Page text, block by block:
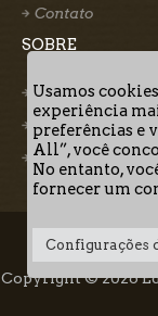
Contato
SOBRE
Quem somos
Nosso Autor
Termos de Uso
Quem Somos
Copyright © 2026
Usamos
experiência
preferências e
All”, você
No entanto,
fornecer um
Configurações